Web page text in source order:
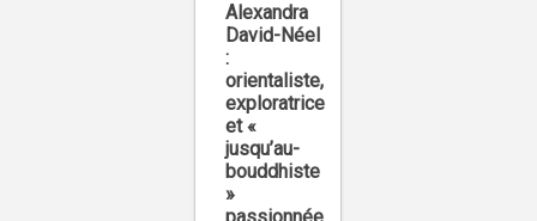
Alexandra
David-Néel
:
orientaliste,
exploratrice
et «
jusqu’au-
bouddhiste
»